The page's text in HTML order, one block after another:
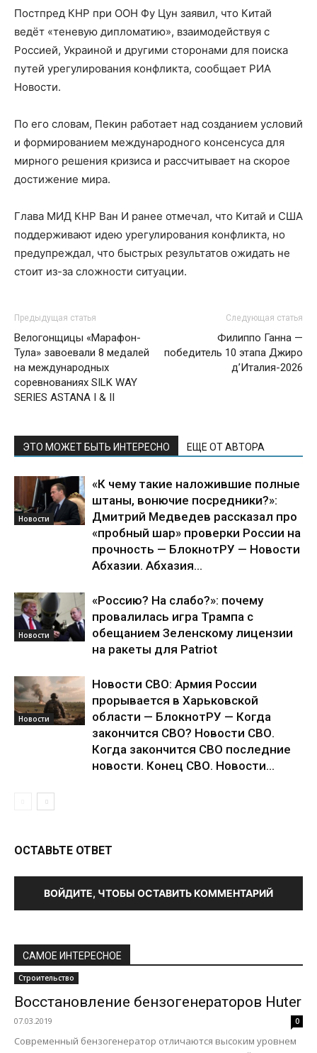
Постпред КНР при ООН Фу Цун заявил, что Китай
ведёт «теневую дипломатию», взаимодействуя с
Россией, Украиной и другими сторонами для поиска
путей урегулирования конфликта, сообщает РИА
Новости.
По его словам, Пекин работает над созданием условий
и формированием международного консенсуса для
мирного решения кризиса и рассчитывает на скорое
достижение мира.
Глава МИД КНР Ван И ранее отмечал, что Китай и США
поддерживают идею урегулирования конфликта, но
предупреждал, что быстрых результатов ожидать не
стоит из-за сложности ситуации.
Предыдущая статья
Велогонщицы «Марафон-
Тула» завоевали 8 медалей
на международных
соревнованиях SILK WAY
SERIES ASTANA I & II
Следующая статья
Филиппо Ганна —
победитель 10 этапа Джиро
д’Италия-2026
ЭТО МОЖЕТ БЫТЬ ИНТЕРЕСНО ЕЩЕ ОТ АВТОРА
Новости
«К чему такие наложившие полные
штаны, вонючие посредники?»:
Дмитрий Медведев рассказал про
«пробный шар» проверки России на
прочность — БлокнотРУ — Новости
Абхазии. Абхазия...
Новости
«Россию? На слабо?»: почему
провалилась игра Трампа с
обещанием Зеленскому лицензии
на ракеты для Patriot
Новости
Новости СВО: Армия России
прорывается в Харьковской
области — БлокнотРУ — Когда
закончится СВО? Новости СВО.
Когда закончится СВО последние
новости. Конец СВО. Новости...
ОСТАВЬТЕ ОТВЕТ
ВОЙДИТЕ, ЧТОБЫ ОСТАВИТЬ КОММЕНТАРИЙ
САМОЕ ИНТЕРЕСНОЕ
Строительство
Восстановление бензогенераторов Huter
07.03.2019 0
Современный бензогенератор отличаются высоким уровнем